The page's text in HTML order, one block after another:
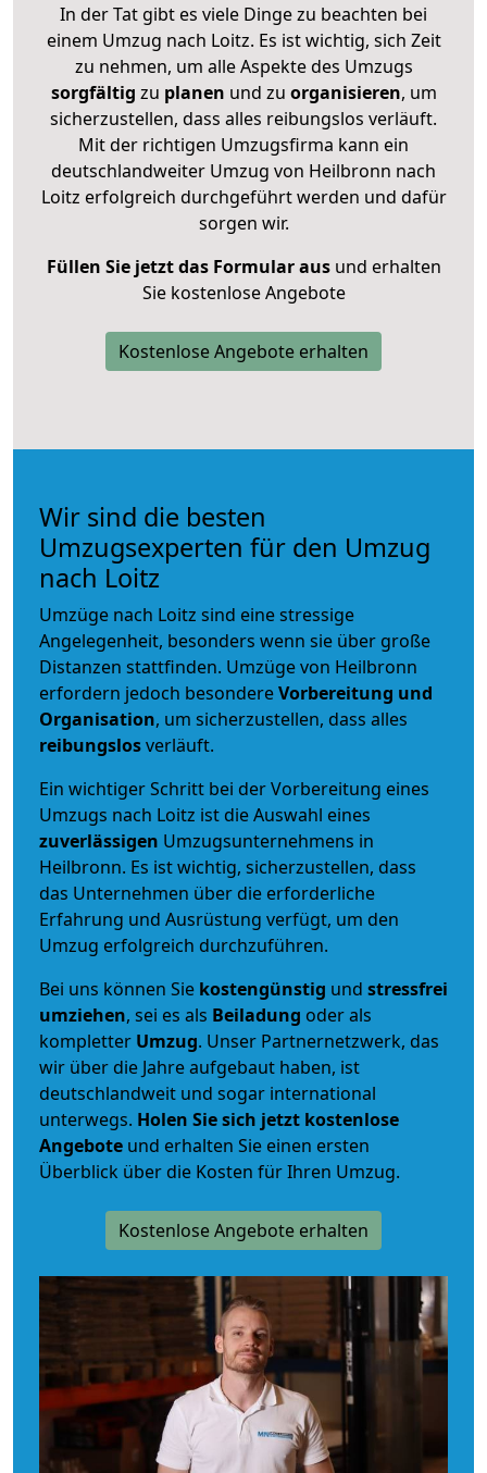
In der Tat gibt es viele Dinge zu beachten bei
einem Umzug nach Loitz. Es ist wichtig, sich Zeit
zu nehmen, um alle Aspekte des Umzugs
sorgfältig zu planen und zu organisieren, um
sicherzustellen, dass alles reibungslos verläuft.
Mit der richtigen Umzugsfirma kann ein
deutschlandweiter Umzug von Heilbronn nach
Loitz erfolgreich durchgeführt werden und dafür
sorgen wir.
Füllen Sie jetzt das Formular ausund erhalten
Sie kostenlose Angebote
Kostenlose Angebote erhalten
Wir sind die besten
Umzugsexperten für den Umzug
nach Loitz
Umzüge nach Loitz sind eine stressige
Angelegenheit, besonders wenn sie über große
Distanzen stattfinden. Umzüge von Heilbronn
erfordern jedoch besondereVorbereitung und
Organisation, um sicherzustellen, dass alles
reibungslosverläuft.
Ein wichtiger Schritt bei der Vorbereitung eines
Umzugs nach Loitz ist die Auswahl eines
zuverlässigen Umzugsunternehmens in
Heilbronn. Es ist wichtig, sicherzustellen, dass
das Unternehmen über die erforderliche
Erfahrung und Ausrüstung verfügt, um den
Umzug erfolgreich durchzuführen.
Bei uns können Sie kostengünstig und stressfrei
umziehen, sei es als Beiladung oder als
kompletter Umzug. Unser Partnernetzwerk, das
wir über die Jahre aufgebaut haben, ist
deutschlandweit und sogar international
unterwegs. Holen Sie sich jetzt kostenlose
Angebote und erhalten Sie einen ersten
Überblick über die Kosten für Ihren Umzug.
Kostenlose Angebote erhalten